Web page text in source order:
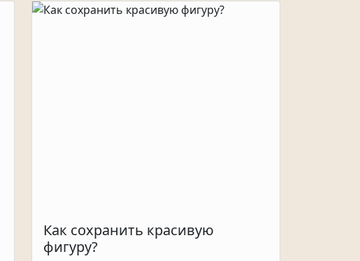
Как сохранить красивую
фигуру?